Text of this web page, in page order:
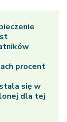
procent
się w
dla tej